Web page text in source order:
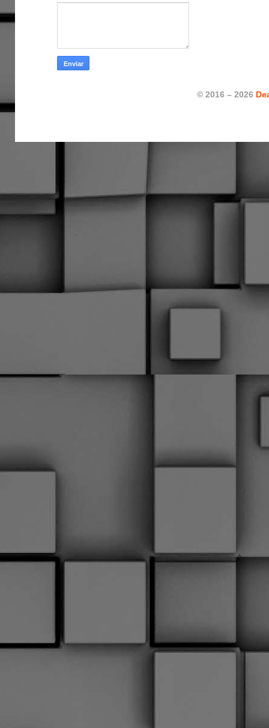
© 2016 – 2026